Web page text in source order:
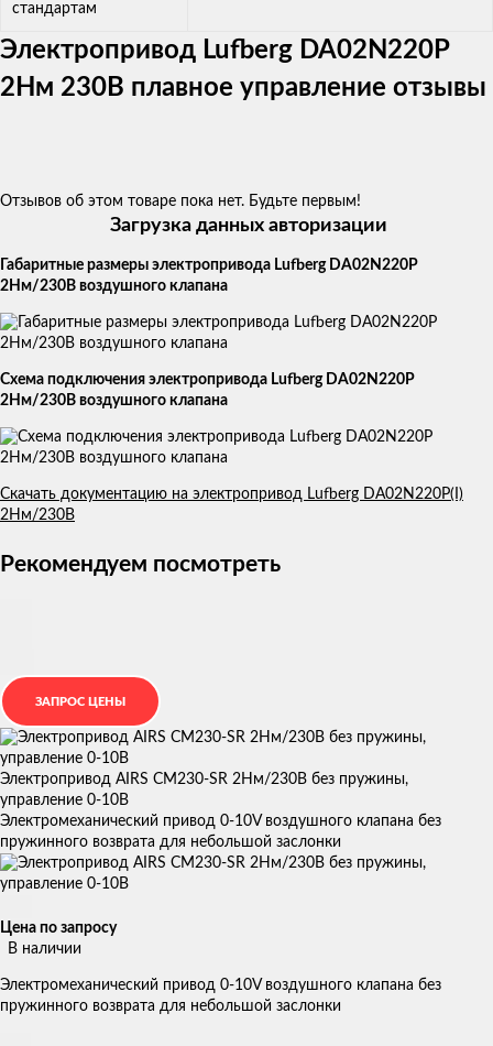
стандартам
Электропривод Lufberg DA02N220P
2Нм 230В плавное управление отзывы
Отзывов об этом товаре пока нет. Будьте первым!
Загрузка данных авторизации
Габаритные размеры электропривода Lufberg DA02N220P
2Нм/230В воздушного клапана
Схема подключения электропривода Lufberg DA02N220P
2Нм/230В воздушного клапана
Скачать документацию на электропривод Lufberg DA02N220P(I)
2Нм/230В
Рекомендуем посмотреть
Электропривод AIRS CM230-SR 2Нм/230В без пружины,
управление 0-10В
Электромеханический привод 0-10V воздушного клапана без
пружинного возврата для небольшой заслонки
Цена по запросу
В наличии
Электромеханический привод 0-10V воздушного клапана без
пружинного возврата для небольшой заслонки